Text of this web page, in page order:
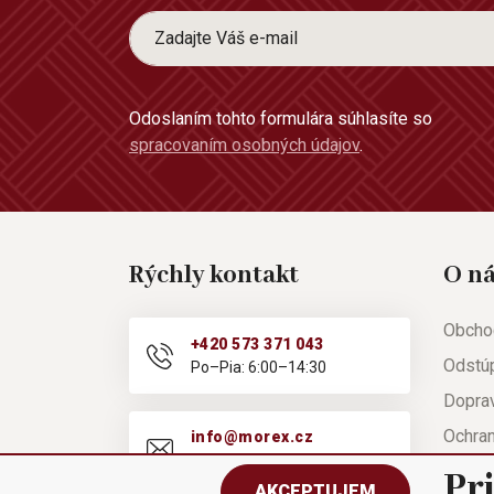
Odoslaním tohto formulára súhlasíte so
spracovaním osobných údajov.
Rýchly kontakt
+420 573 371 043
Po–Pia: 6:00–14:30
info@morex.cz
Po–Pia: 6:00–14:30
O